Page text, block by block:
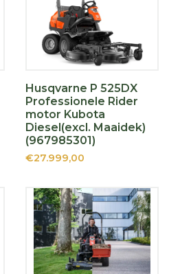
Husqvarne P 525DX
Professionele Rider
motor Kubota
Diesel(excl. Maaidek)
(967985301)
€27.999,00